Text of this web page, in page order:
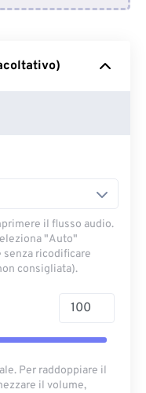
il flusso audio.
"Auto"
ricodificare
consigliata).
Per raddoppiare il
il volume,